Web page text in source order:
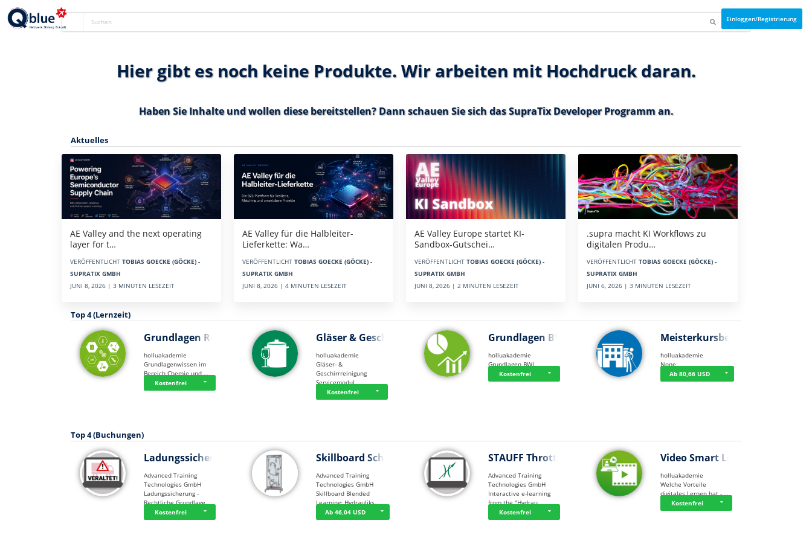
Einloggen/Registrierung
Hier gibt es noch keine Produkte. Wir arbeiten mit Hochdruck daran.
Haben Sie Inhalte und wollen diese bereitstellen? Dann schauen Sie sich dasSupraTix Developer Programman.
Aktuelles
AE Valley and the next operating
layer for t…
VERÖFFENTLICHT TOBIAS GOECKE (GÖCKE) -
SUPRATIX GMBH
JUNI 8, 2026 | 3 MINUTEN LESEZEIT
AE Valley für die Halbleiter-
Lieferkette: Wa…
VERÖFFENTLICHT TOBIAS GOECKE (GÖCKE) -
SUPRATIX GMBH
JUNI 8, 2026 | 4 MINUTEN LESEZEIT
AE Valley Europe startet KI-
Sandbox-Gutschei…
VERÖFFENTLICHT TOBIAS GOECKE (GÖCKE) -
SUPRATIX GMBH
JUNI 8, 2026 | 2 MINUTEN LESEZEIT
.supra macht KI Workflows zu
digitalen Produ…
VERÖFFENTLICHT TOBIAS GOECKE (GÖCKE) -
SUPRATIX GMBH
JUNI 6, 2026 | 3 MINUTEN LESEZEIT
Top 4 (Lernzeit)
Grundlagen Rein…
holluakademie
Grundlagenwissen im
Bereich Chemie und …
Kostenfrei
Gläser & Geschi…
holluakademie
Gläser- &
Geschirrreinigung
Servicemodul
Kostenfrei
Grundlagen BWL
holluakademie
Grundlagen BWL
Kostenfrei
Meisterkursbegl…
holluakademie
None
Ab 80,66 USD
Top 4 (Buchungen)
Ladungssicherung
Advanced Training
Technologies GmbH
Ladungssicherung -
Rechtliche Grundlage…
Kostenfrei
Skillboard Schl…
Advanced Training
Technologies GmbH
Skillboard Blended
Learning: Hydrauliks…
Ab 46,04 USD
STAUFF Throttle…
Advanced Training
Technologies GmbH
Interactive e-learning
from the "Hydrau…
Kostenfrei
Video Smart Lea…
holluakademie
Welche Vorteile
digitales Lernen hat - …
Kostenfrei